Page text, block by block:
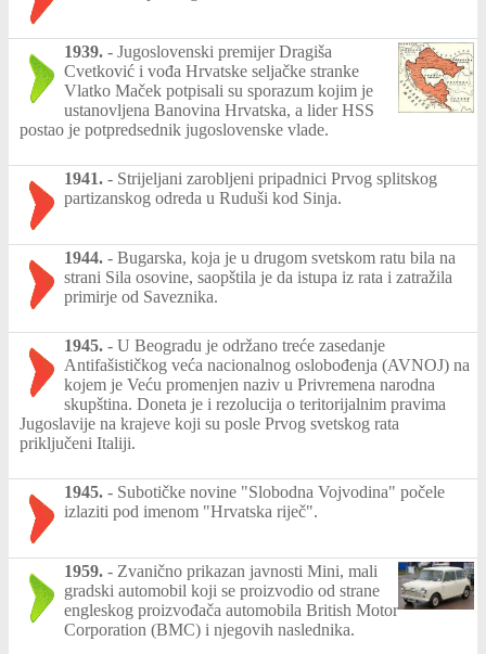
1939. - Jugoslovenski premijer Dragiša
Cvetković i vođa Hrvatske seljačke stranke
Vlatko Maček potpisali su sporazum kojim je
ustanovljena Banovina Hrvatska, a lider HSS
postao je potpredsednik jugoslovenske vlade.
1941. - Strijeljani zarobljeni pripadnici Prvog splitskog
partizanskog odreda u Ruduši kod Sinja.
1944. - Bugarska, koja je u drugom svetskom ratu bila na
strani Sila osovine, saopštila je da istupa iz rata i zatražila
primirje od Saveznika.
1945. - U Beogradu je održano treće zasedanje
Antifašističkog veća nacionalnog oslobođenja (AVNOJ) na
kojem je Veću promenjen naziv u Privremena narodna
skupština. Doneta je i rezolucija o teritorijalnim pravima
Jugoslavije na krajeve koji su posle Prvog svetskog rata
priključeni Italiji.
1945. - Subotičke novine "Slobodna Vojvodina" počele
izlaziti pod imenom "Hrvatska riječ".
1959. - Zvanično prikazan javnosti Mini, mali
gradski automobil koji se proizvodio od strane
engleskog proizvođača automobila British Motor
Corporation (BMC) i njegovih naslednika.